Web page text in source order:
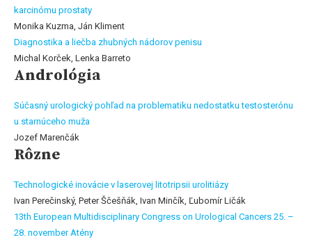
karcinómu prostaty
Monika Kuzma, Ján Kliment
Diagnostika a liečba zhubných nádorov penisu
Michal Korček, Lenka Barreto
Andrológia
Súčasný urologický pohľad na problematiku nedostatku testosterónu
u starnúceho muža
Jozef Marenčák
Rôzne
Technologické inovácie v laserovej litotripsii urolitiázy
Ivan Perečinský, Peter Ščešňák, Ivan Minčík, Ľubomír Ličák
13th European Multidisciplinary Congress on Urological Cancers 25. –
28. november Atény